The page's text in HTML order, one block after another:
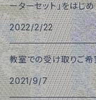
ーターセット」をはじ
2022/2/22
教室での受け取りご
2021/9/7